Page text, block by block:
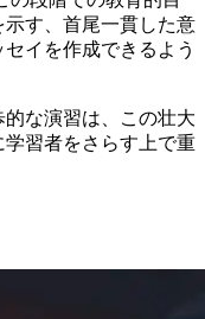
す、首尾一貫した意
イを作成できるよう
な演習は、この壮大
習者をさらす上で重